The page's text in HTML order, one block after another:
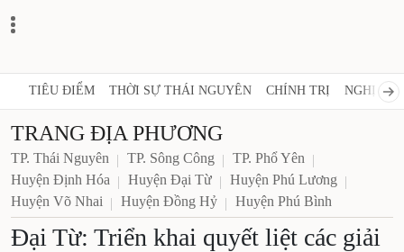
TIÊU ĐIỂM THỜI SỰ THÁI NGUYÊN CHÍNH TRỊ NGHỊ
TRANG ĐỊA PHƯƠNG
TP. Thái Nguyên TP. Sông Công
TP. Phổ Yên
Huyện Định Hóa
Huyện Đại Từ
Huyện Phú Lương
Huyện Võ Nhai
Huyện Đồng Hỷ Huyện Phú Bình
Đại Từ: Triển khai quyết liệt các giải